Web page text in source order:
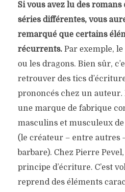
Si vous avez lu des romans
séries différentes, vous
remarqué que certains
récurrents.Par exemple, le
ou les dragons. Bien sûr,
retrouver des tics
prononcés chez un auteur.
une marque de fabrique
masculins et musculeux de
(le créateur – entre autres
barbare). Chez Pierre
principe d’écriture. C’est
reprend des éléments